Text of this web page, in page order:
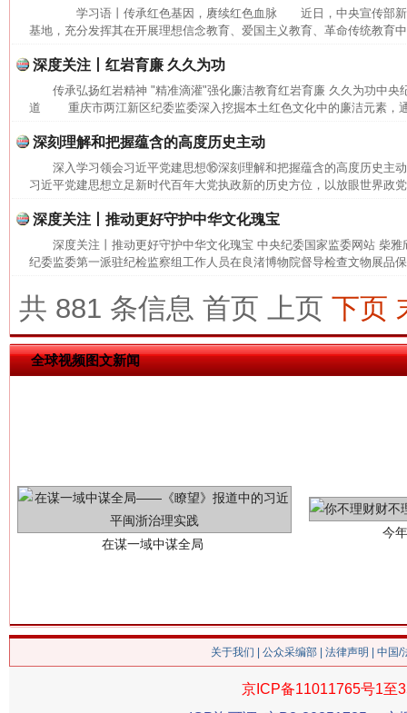
学习语丨传承红色基因，赓续红色血脉 近日，中央宣传部新
基地，充分发挥其在开展理想信念教育、爱国主义教育、革命传统教育
深度关注丨红岩育廉 久久为功
传承弘扬红岩精神 "精准滴灌"强化廉洁教育红岩育廉 久久为功中央
道 重庆市两江新区纪委监委深入挖掘本土红色文化中的廉洁元素，
深刻理解和把握蕴含的高度历史主动
深入学习领会习近平党建思想⑯深刻理解和把握蕴含的高度历史
习近平党建思想立足新时代百年大党执政新的历史方位，以放眼世界政
深度关注丨推动更好守护中华文化瑰宝
深度关注丨推动更好守护中华文化瑰宝 中央纪委国家监委网站 柴
纪委监委第一派驻纪检监察组工作人员在良渚博物院督导检查文物展品
共 881 条信息 首页 上页 下页
全球视频图文新闻
网上购药对药下症？
在谋一域中谋全局
今
关于我们 公众采编部 法律声明 | 中国
京ICP备11011765号1至